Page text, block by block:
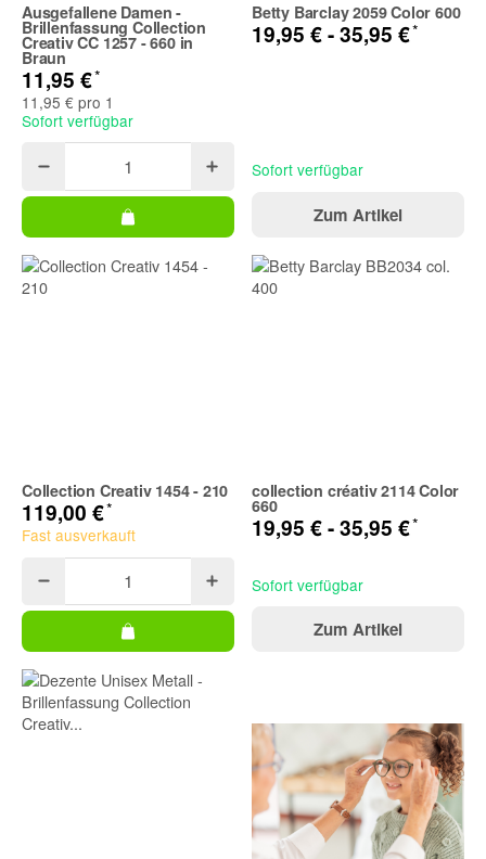
Ausgefallene Damen -
Brillenfassung Collection
Creativ CC 1257 - 660 in
Braun
11,95 €*
11,95 € pro 1
Sofort verfügbar
Betty Barclay 2059 Color 600
19,95 € -35,95 €*
Sofort verfügbar
Zum Artikel
Collection Creativ 1454 - 210
119,00 €*
Fast ausverkauft
collection créativ 2114 Color
660
19,95 € -35,95 €*
Sofort verfügbar
Zum Artikel